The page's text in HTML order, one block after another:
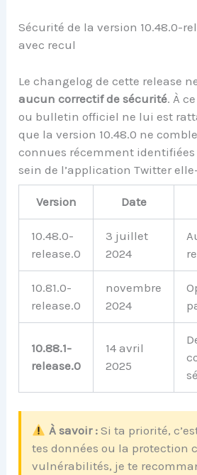
Sécurité de la version 10.48.0-
avec recul
Le changelog de cette release
aucun correctif de sécurité. À
ou bulletin officiel ne lui est
que la version 10.48.0 ne
connues récemment identifiées
sein de l’application Twitter
Version Date
10.48.0-
release.0
3 juillet
2024
10.81.0-
release.0
novembre
2024
10.88.1-
release.0
14 avril
2025
À savoir : Si ta priorité,
tes données ou la protection
vulnérabilités, je te